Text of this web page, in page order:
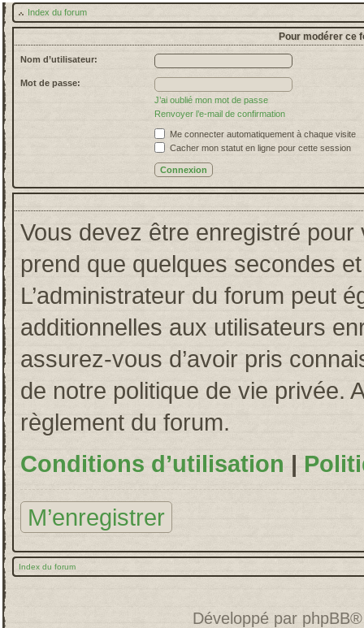
Index du forum
Pour modérer ce
Nom d’utilisateur:
Mot de passe:
J’ai oublié mon mot de passe
Renvoyer l’e-mail de confirmation
Me connecter automatiquement à chaque visite
Cacher mon statut en ligne pour cette session
Vous devez être enregistré pour
prend que quelques secondes
L’administrateur du forum peut
additionnelles aux utilisateurs
assurez-vous d’avoir pris
de notre politique de vie privée.
règlement du forum.
Conditions d’utilisation |
M’enregistrer
Index du forum
Développé par phpBB®